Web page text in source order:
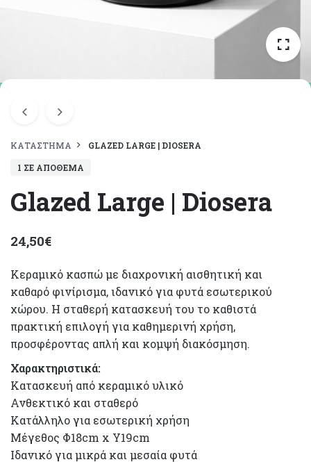
ΚΑΤΆΣΤΗΜΑ
GLAZED LARGE | DIOSERA
1 ΣΕ ΑΠΌΘΕΜΑ
Glazed Large | Diosera
24,50€
Κεραμικό κασπώ με διαχρονική αισθητική και
καθαρό φινίρισμα, ιδανικό για φυτά εσωτερικού
χώρου. Η σταθερή κατασκευή του το καθιστά
πρακτική επιλογή για καθημερινή χρήση,
προσφέροντας απλή και κομψή διακόσμηση.
Χαρακτηριστικά:
Κατασκευή από κεραμικό υλικό
Ανθεκτικό και σταθερό
Κατάλληλο για εσωτερική χρήση
Μέγεθος Φ18cm x Y19cm
Ιδανικό για μικρά και μεσαία φυτά